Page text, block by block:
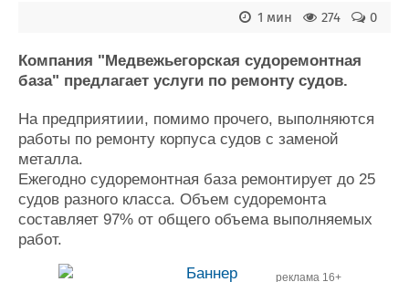
Крюинг
Журнал
Реклама
Услуги
Конференции
Выставки и семинары
Личности
Словарь
Галерея флота
Форум
0
274
1 мин
Компания "Медвежьегорская судоремонтная
база" предлагает услуги по ремонту судов.
На предприятиии, помимо прочего, выполняются
работы по ремонту корпуса судов с заменой
металла.
Ежегодно судоремонтная база ремонтирует до 25
судов разного класса. Объем судоремонта
составляет 97% от общего объема выполняемых
работ.
реклама 16+